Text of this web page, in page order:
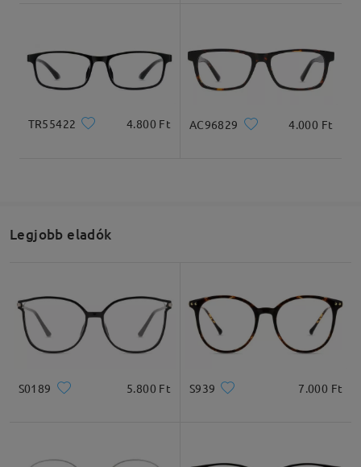
Teljes szélesség
136mm/ 5.35in
Szárhossz
145mm/ 5.71in
Lencseszélesség
Ajánlott arcformák
TR55422 4.800 Ft AC96829 4.000 Ft
Legjobb eladók
S0189 5.800 Ft S939 7.000 Ft